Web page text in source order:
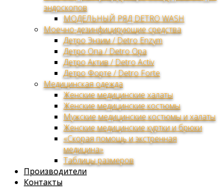
эндоскопов
МОДЕЛЬНЫЙ РЯД DETRO WASH
Моечно-дезинфицирующие средства
Детро Энзим / Detro Enzym
Детро Опа / Detro Opa
Детро Актив / Detro Activ
Детро Форте / Detro Forte
Медицинская одежда
Женские медицинские халаты
Женские медицинские костюмы
Мужские медицинские костюмы и халаты
Женские медицинские куртки и брюки
«Скорая помощь и экстренная
медицина»
Таблицы размеров
Производители
Контакты